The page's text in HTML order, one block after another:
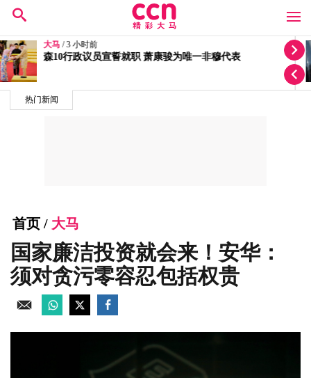
热门新闻
大马 / 3 小时前
依斯迈入院无法出庭 面控程序延至827
首页 / 大马
国家廉洁投资就会来！安华：
须对贪污零容忍包括权贵